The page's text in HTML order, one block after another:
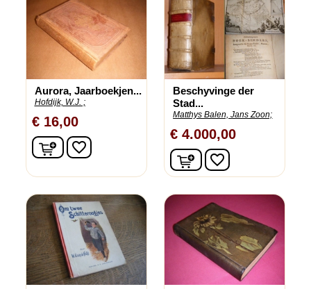
Aurora, Jaarboekjen...
Hofdijk, W.J. ;
€ 16,00
In winkelwagen
favorite_border
Beschyvinge der
Stad...
Matthys Balen, Jans Zoon;
€ 4.000,00
In winkelwagen
favorite_border